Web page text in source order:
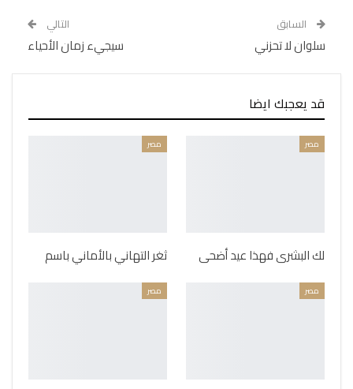
السابق
سلوان لا تحزني
التالي
سيجيء زمان الأحياء
قد يعجبك ايضا
مصر
لك البشرى فهذا عيد أضحى
مصر
ثغر التهاني بالأماني باسم
مصر مصر